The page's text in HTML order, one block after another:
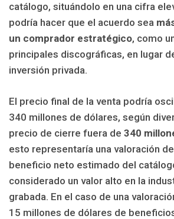
catálogo, situándolo en una cifra
podría hacer que el acuerdo sea
un comprador estratégico, como
principales discográficas, en lugar
inversión privada.
El precio final de la venta podría
340 millones de dólares, según
precio de cierre fuera de 340
esto representaría una valoración
beneficio neto estimado del
considerado un valor alto en la
grabada. En el caso de una
15 millones de dólares de